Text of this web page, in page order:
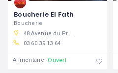
Boucherie El Fath
Boucherie
48 Avenue du Président John Kennedy, crépy
03 60 39 13 64
Alimentaire Ouvert